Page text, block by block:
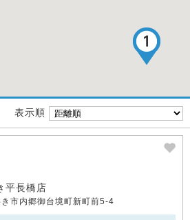
表示順
平長橋店
市内郷御台境町新町前5-4